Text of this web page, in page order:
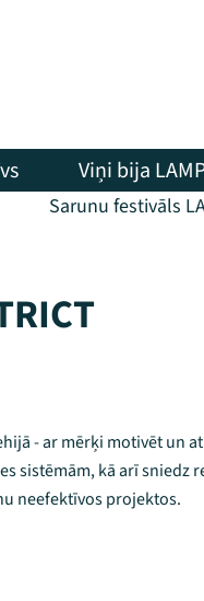
Viņi bija
Sarunu festivāls
- ar mērķi motivēt un
sistēmām, kā arī sniedz
neefektīvos projektos.